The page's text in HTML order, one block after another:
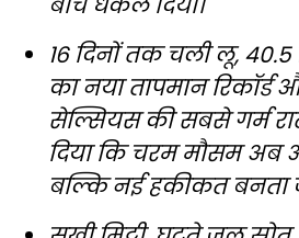
16 दिनों तक चली लू, 40.5
का नया तापमान रिकॉर्ड
सेल्सियस की सबसे गर्म
दिया कि चरम मौसम अब
बल्कि नई हकीकत बनता